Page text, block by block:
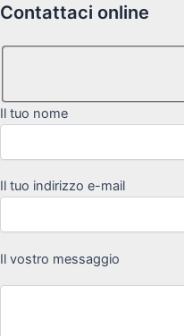
Contattaci online
Il tuo nome
Il tuo indirizzo e-mail
Il vostro messaggio